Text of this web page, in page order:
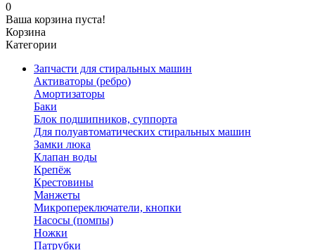
0
Ваша корзина пуста!
Корзина
Категории
Запчасти для стиральных машин
Активаторы (ребро)
Амортизаторы
Баки
Блок подшипников, суппорта
Для полуавтоматических стиральных машин
Замки люка
Клапан воды
Крепёж
Крестовины
Манжеты
Микропереключатели, кнопки
Насосы (помпы)
Ножки
Патрубки